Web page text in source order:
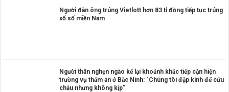
Người đàn ông trúng Vietlott hơn 83 tỉ đồng tiếp tục trúng
xổ số miền Nam
Người thân nghẹn ngào kể lại khoảnh khắc tiếp cận hiện
trường vụ thảm án ở Bắc Ninh: "Chúng tôi đập kính để cứu
cháu nhưng không kịp"